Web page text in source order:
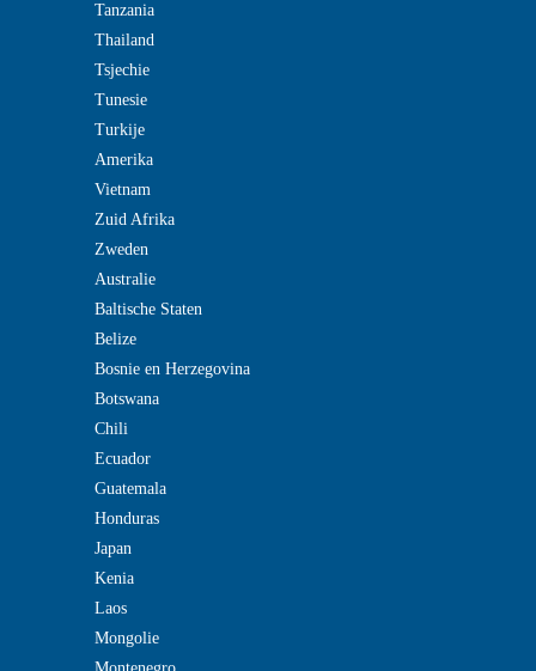
Tanzania
Thailand
Tsjechie
Tunesie
Turkije
Amerika
Vietnam
Zuid Afrika
Zweden
Australie
Baltische Staten
Belize
Bosnie en Herzegovina
Botswana
Chili
Ecuador
Guatemala
Honduras
Japan
Kenia
Laos
Mongolie